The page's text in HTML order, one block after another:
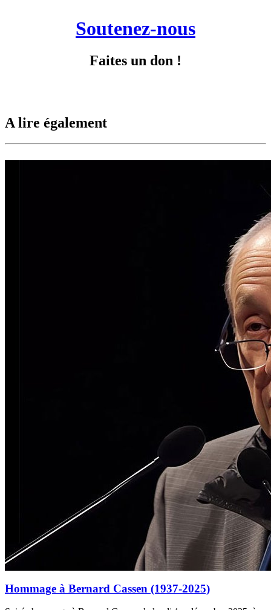
Soutenez-nous
Faites un don !
A lire également
Hommage à Bernard Cassen (1937-2025)